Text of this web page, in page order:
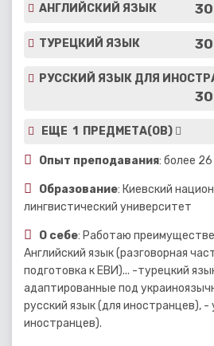
АНГЛИЙСКИЙ ЯЗЫК
ТУРЕЦКИЙ ЯЗЫК
РУССКИЙ ЯЗЫК ДЛЯ
ЕЩЕ 1 ПРЕДМЕТА(ОВ)
Опыт преподавания: более
Образование: Киевский
лингвистический университет
О себе: Работаю
Английский язык (разговорная
подготовка к ЕВИ)... -турецкий
адаптированные под
русский язык (для иностранцев), -
иностранцев).